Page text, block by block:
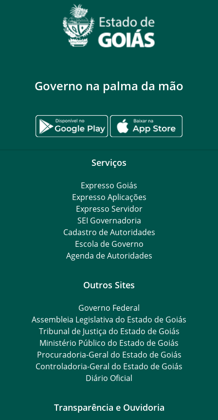
Governo na palma da mão
Serviços
Expresso Goiás
Expresso Aplicações
Expresso Servidor
SEI Governadoria
Cadastro de Autoridades
Escola de Governo
Agenda de Autoridades
Outros Sites
Governo Federal
Assembleia Legislativa do Estado de Goiás
Tribunal de Justiça do Estado de Goiás
Ministério Público do Estado de Goiás
Procuradoria-Geral do Estado de Goiás
Controladoria-Geral do Estado de Goiás
Diário Oficial
Transparência e Ouvidoria